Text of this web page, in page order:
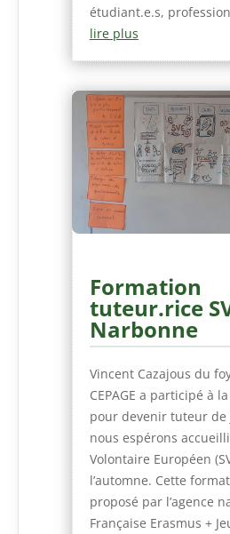
étudiant.e.s,
lire plus
Formation
tuteur.rice
Narbonne
Vincent Cazajous du
CEPAGE a participé à
pour devenir tuteur de
nous espérons
Volontaire Européen
l’automne. Cette
proposé par l’agence
Française Erasmus +